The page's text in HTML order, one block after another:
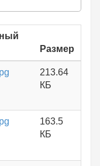
Размер
213.64
КБ
163.5
КБ